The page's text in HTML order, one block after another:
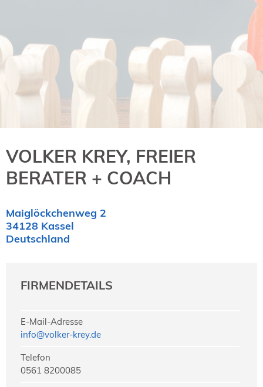
NORDIC TechKomm Kopenhagen
tekom-Jahrestagung 2026
10.-12. November, 2026 in Stuttgart
Expertenrat
Publikationen
Stellenangebote
Dienstleister
Regionalgruppen
Downloadbereich
VOLKER KREY, FREIER
BERATER + COACH
Maiglöckchenweg 2
34128 Kassel
Deutschland
FIRMENDETAILS
E-Mail-Adresse
info@volker-krey.de
Telefon
0561 8200085